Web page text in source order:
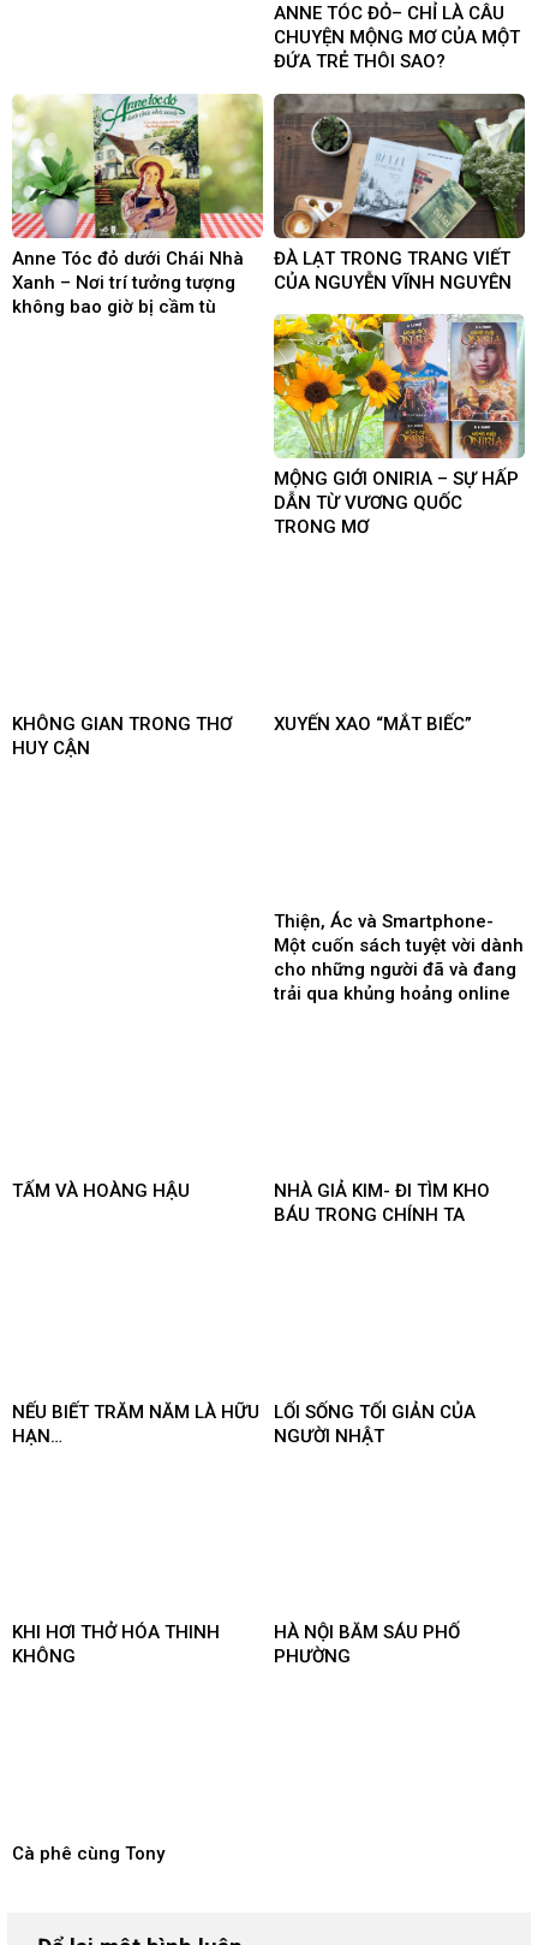
ANNE TÓC ĐỎ– CHỈ LÀ CÂU
CHUYỆN MỘNG MƠ CỦA MỘT
ĐỨA TRẺ THÔI SAO?
Anne Tóc đỏ dưới Chái Nhà
Xanh – Nơi trí tưởng tượng
không bao giờ bị cầm tù
ĐÀ LẠT TRONG TRANG VIẾT
CỦA NGUYỄN VĨNH NGUYÊN
MỘNG GIỚI ONIRIA – SỰ HẤP
DẪN TỪ VƯƠNG QUỐC
TRONG MƠ
KHÔNG GIAN TRONG THƠ
HUY CẬN
XUYẾN XAO “MẮT BIẾC”
Thiện, Ác và Smartphone-
Một cuốn sách tuyệt vời dành
cho những người đã và đang
trải qua khủng hoảng online
TẤM VÀ HOÀNG HẬU
NHÀ GIẢ KIM- ĐI TÌM KHO
BÁU TRONG CHÍNH TA
NẾU BIẾT TRĂM NĂM LÀ HỮU
HẠN…
LỐI SỐNG TỐI GIẢN CỦA
NGƯỜI NHẬT
KHI HƠI THỞ HÓA THINH
KHÔNG
HÀ NỘI BĂM SÁU PHỐ
PHƯỜNG
Cà phê cùng Tony